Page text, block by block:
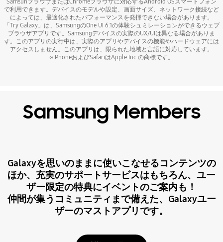
で利用できます。デバイスのモデルや設定、画面サイズ、ネットワーク接続など
によっては、最適化されたパフォーマンスを発揮できない場合があります。
「Try Galaxy」は、SamsungのOne UI 6.1の体験シュミレーションができるウェブ
ブラウザアプリです。Samsungデバイスの実際のUX/UIは異なる場合がありま
す。このアプリの実行中は、実際のアプリやデバイスの機能やハードウェアには
アクセスしません。このアプリは、限られた地域と言語に対応しています。
※iPhoneおよびSafariはApple Inc.の商標です。
Samsung Members
Galaxyを思いのままに使いこなせるコンテンツの
ほか、充実のサポートサービスはもちろん、ユー
ザー限定の特典にイベントのご案内も！
仲間が集うコミュニティまで備えた、Galaxyユー
ザーのマストアプリです。